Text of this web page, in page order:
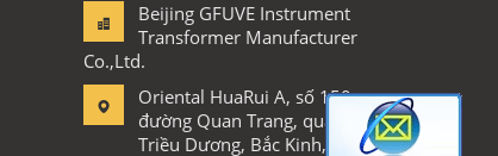
Beijing GFUVE Instrument
Transformer Manufacturer
Co.,Ltd.
Oriental HuaRui A, số 150
đường Quan Trang, quận
Triều Dương, Bắc Kinh,